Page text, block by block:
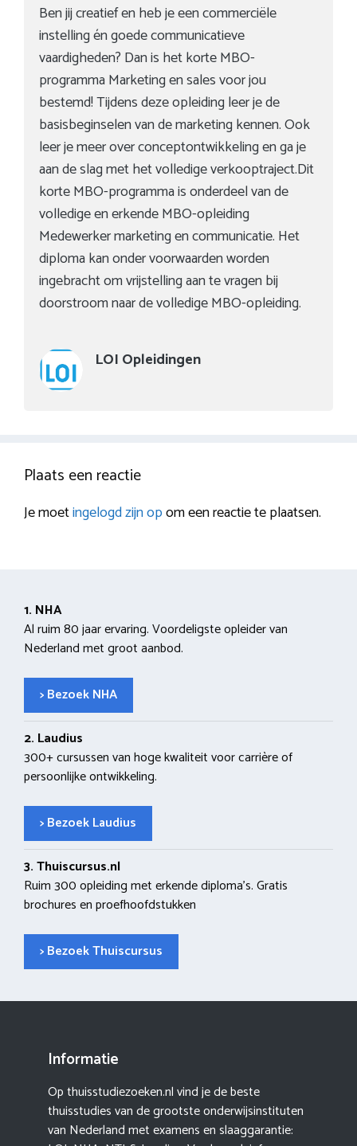
Ben jij creatief en heb je een commerciële
instelling én goede communicatieve
vaardigheden? Dan is het korte MBO-
programma Marketing en sales voor jou
bestemd! Tijdens deze opleiding leer je de
basisbeginselen van de marketing kennen. Ook
leer je meer over conceptontwikkeling en ga je
aan de slag met het volledige verkooptraject.Dit
korte MBO-programma is onderdeel van de
volledige en erkende MBO-opleiding
Medewerker marketing en communicatie. Het
diploma kan onder voorwaarden worden
ingebracht om vrijstelling aan te vragen bij
doorstroom naar de volledige MBO-opleiding.
LOI Opleidingen
Plaats een reactie
Je moetingelogd zijn opom een reactie te plaatsen.
1. NHA
Al ruim 80 jaar ervaring. Voordeligste opleider van
Nederland met groot aanbod.
> Bezoek NHA
2. Laudius
300+ cursussen van hoge kwaliteit voor carrière of
persoonlijke ontwikkeling.
> Bezoek Laudius
3. Thuiscursus.nl
Ruim 300 opleiding met erkende diploma’s. Gratis
brochures en proefhoofdstukken
> Bezoek Thuiscursus
Informatie
Op thuisstudiezoeken.nl vind je de beste
thuisstudies van de grootste onderwijsinstituten
van Nederland met examens en slaaggarantie: